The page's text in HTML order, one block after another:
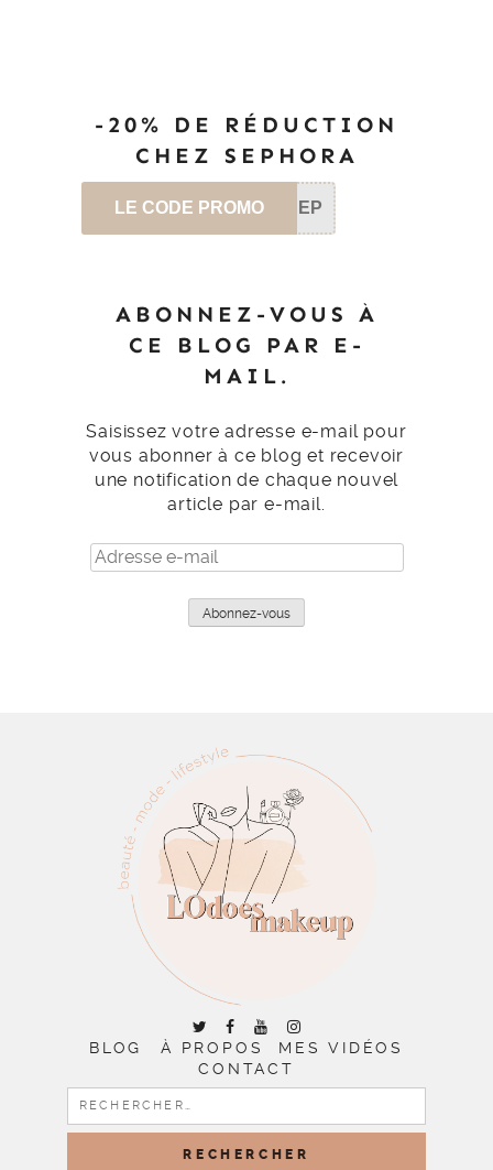
-20% DE RÉDUCTION
CHEZ SEPHORA
LE CODE PROMO SEP
ABONNEZ-VOUS À
CE BLOG PAR E-
MAIL.
Saisissez votre adresse e-mail pour
vous abonner à ce blog et recevoir
une notification de chaque nouvel
article par e-mail.
Adresse
e-
Abonnez-vous
BLOG À PROPOS
MES VIDÉOS
CONTACT
RECHERCHER :